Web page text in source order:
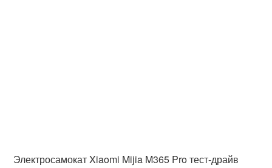
Электросамокат Xiaomi Mijia M365 Pro тест-драйв